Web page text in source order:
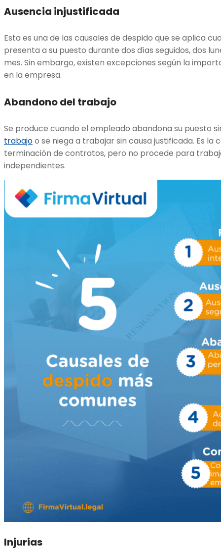
Ausencia injustificada
Esta es una de las causales de despido que se aplica
presenta a su puesto durante dos días seguidos, dos
mes. Sin embargo, existen excepciones según la
en la empresa.
Abandono del trabajo
Se produce cuando el empleado abandona su puesto
trabajoo se niega a trabajar sin causa justificada. Es la
terminación de contratos, pero no procede para
independientes.
Injurias